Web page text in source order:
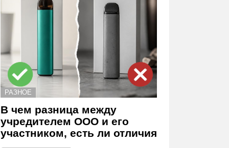
РАЗНОЕ
В чем разница между
учредителем ООО и его
участником, есть ли отличия